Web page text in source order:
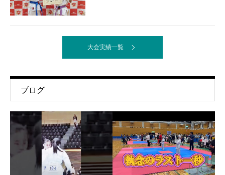
大会実績一覧
ブログ